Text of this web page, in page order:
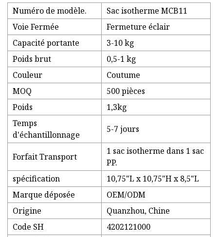
Numéro de modèle.
Sac isotherme MCB11
Voie Fermée
Fermeture éclair
Capacité portante
3-10 kg
Poids brut
0,5-1 kg
Couleur
Coutume
MOQ
500 pièces
Poids
1,3kg
Temps
d'échantillonnage
5-7 jours
Forfait Transport
1 sac isotherme dans 1 sac
PP.
spécification
10,75"L x 10,75"H x 8,5"L
Marque déposée
OEM/ODM
Origine
Quanzhou, Chine
Code SH
4202121000